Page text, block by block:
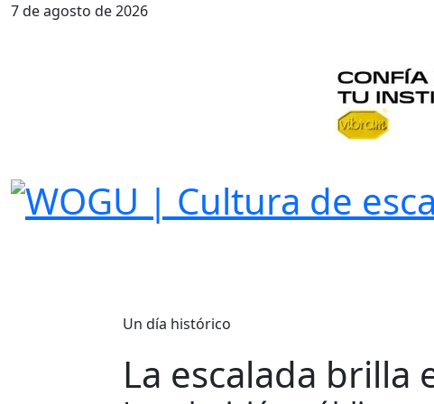
7 de agosto de 2026
Un día histórico
La escalada brilla